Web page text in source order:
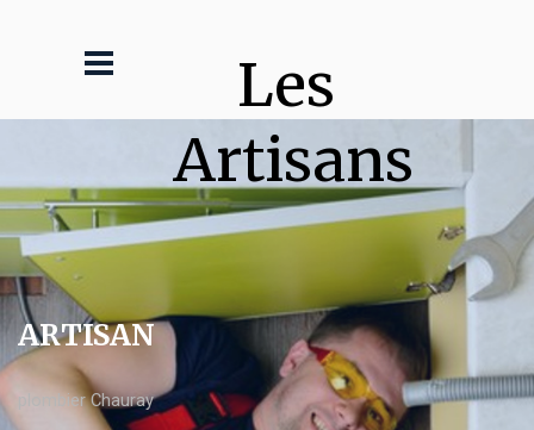
Les
Artisans
ARTISAN
plombier Chauray